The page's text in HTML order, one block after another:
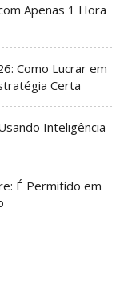
Apenas 1 Hora
Como Lucrar em
Certa
Inteligência
É Permitido em